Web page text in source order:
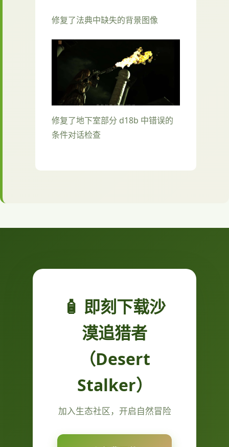
修复了法典中缺失的背景图像
修复了地下室部分 d18b 中错误的
条件对话检查
🧴 即刻下载沙
漠追猎者
（Desert
Stalker）
加入生态社区，开启自然冒险